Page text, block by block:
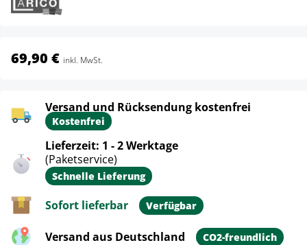
69,90 € inkl. MwSt.
Versand und Rücksendung kostenfrei
Kostenfrei
Lieferzeit: 1 - 2 Werktage
(Paketservice)
Schnelle Lieferung
Sofort lieferbar Verfügbar
Versand aus Deutschland CO2-freundlich